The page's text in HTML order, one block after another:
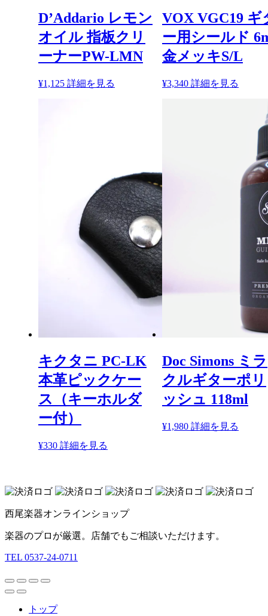
D’Addario レモン
オイル 指板クリ
ーナーPW-LMN
¥1,125 詳細を見る
VOX VGC19 ギ
ー用シールド
金メッキS/L
¥3,340 詳細を見る
キクタニ PC-LK
本革ピックケー
ス（キーホルダ
ー付）
¥330 詳細を見る
Doc Simons ミラ
クルギターポリ
ッシュ 118ml
¥1,980 詳細を見る
西尾楽器オンラインショップ
楽器のプロが厳選。店舗でもご相談いただけます。
TEL 0537-24-0711
トップ